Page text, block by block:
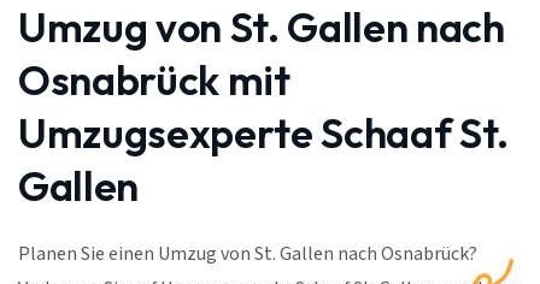
Umzug von St. Gallen nach
Osnabrück mit
Umzugsexperte Schaaf St.
Gallen
Planen Sie einen Umzug von St. Gallen nach Osnabrück?